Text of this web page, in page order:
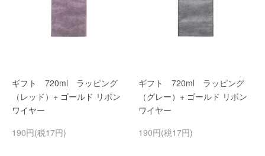
ギフト 720ml ラッピング
（レッド）+ ゴールド リボン
ワイヤー
190円(税17円)
ギフト 720ml ラッピング
（グレー）+ ゴールド リボン
ワイヤー
190円(税17円)